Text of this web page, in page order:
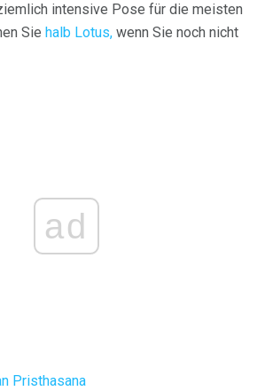
intensive Pose für die meisten
Sie halb Lotus, wenn Sie noch nicht
ad
Pristhasana